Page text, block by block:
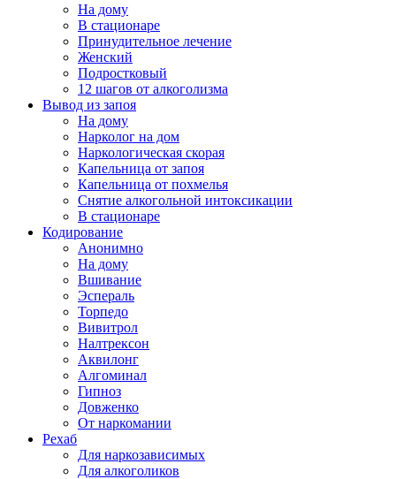
На дому
В стационаре
Принудительное лечение
Женский
Подростковый
12 шагов от алкоголизма
Вывод из запоя
На дому
Нарколог на дом
Наркологическая скорая
Капельница от запоя
Капельница от похмелья
Снятие алкогольной интоксикации
В стационаре
Кодирование
Анонимно
На дому
Вшивание
Эспераль
Торпедо
Вивитрол
Налтрексон
Аквилонг
Алгоминал
Гипноз
Довженко
От наркомании
Рехаб
Для наркозависимых
Для алкоголиков